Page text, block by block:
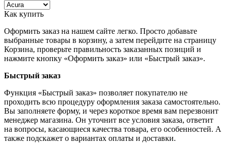
Как купить
Оформить заказ на нашем сайте легко. Просто добавьте
выбранные товары в корзину, а затем перейдите на страницу
Корзина, проверьте правильность заказанных позиций и
нажмите кнопку «Оформить заказ» или «Быстрый заказ».
Быстрый заказ
Функция «Быстрый заказ» позволяет покупателю не
проходить всю процедуру оформления заказа самостоятельно.
Вы заполняете форму, и через короткое время вам перезвонит
менеджер магазина. Он уточнит все условия заказа, ответит
на вопросы, касающиеся качества товара, его особенностей. А
также подскажет о вариантах оплаты и доставки.